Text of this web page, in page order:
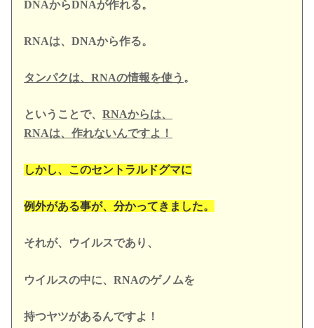
DNAからDNAが作れる。
RNAは、DNAから作る。
タンパクは、RNAの情報を使う 。
ということで、RNAからは、
RNAは、作れないんですよ！
しかし、このセントラルドグマに
例外がある事が、分かってきました。
それが、ウイルスであり、
ウイルスの中に、RNAのゲノムを
持つヤツがあるんですよ！